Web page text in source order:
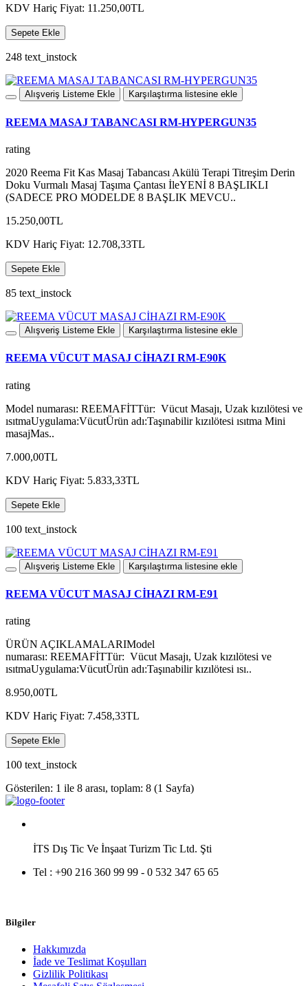
KDV Hariç Fiyat: 11.250,00TL
Sepete Ekle
248 text_instock
Alışveriş Listeme Ekle Karşılaştırma listesine ekle
REEMA MASAJ TABANCASI RM-HYPERGUN35
rating
2020 Reema Fit Kas Masaj Tabancası Akülü Terapi Titreşim Derin
Doku Vurmalı Masaj Taşıma Çantası İleYENİ 8 BAŞLIKLI
(SADECE PRO MODELDE 8 BAŞLIK MEVCU..
15.250,00TL
KDV Hariç Fiyat: 12.708,33TL
Sepete Ekle
85 text_instock
Alışveriş Listeme Ekle Karşılaştırma listesine ekle
REEMA VÜCUT MASAJ CİHAZI RM-E90K
rating
Model numarası: REEMAFİTTür: Vücut Masajı, Uzak kızılötesi ve
ısıtmaUygulama:VücutÜrün adı:Taşınabilir kızılötesi ısıtma Mini
masajMas..
7.000,00TL
KDV Hariç Fiyat: 5.833,33TL
Sepete Ekle
100 text_instock
Alışveriş Listeme Ekle Karşılaştırma listesine ekle
REEMA VÜCUT MASAJ CİHAZI RM-E91
rating
ÜRÜN AÇIKLAMALARIModel
numarası: REEMAFİTTür: Vücut Masajı, Uzak kızılötesi ve
ısıtmaUygulama:VücutÜrün adı:Taşınabilir kızılötesi ısı..
8.950,00TL
KDV Hariç Fiyat: 7.458,33TL
Sepete Ekle
100 text_instock
Gösterilen: 1 ile 8 arası, toplam: 8 (1 Sayfa)
İTS Dış Tic Ve İnşaat Turizm Tic Ltd. Şti
Tel : +90 216 360 99 99 - 0 532 347 65 65
Bilgiler
Hakkımızda
İade ve Teslimat Koşulları
Gizlilik Politikası